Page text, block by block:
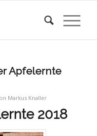
Apfelernte
Markus Knaller
2018